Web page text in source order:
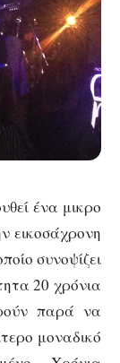
ένα μικρο
εικοσάχρονη
συνοψίζει
20 χρόνια
παρά να
μοναδικό